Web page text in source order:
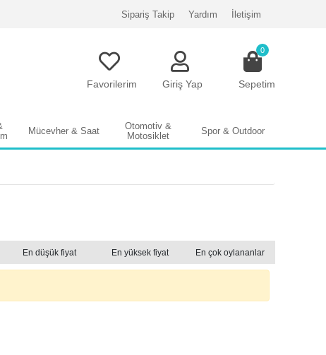
Sipariş Takip Yardım İletişim
Favorilerim Giriş Yap
0
Sepetim
Mücevher & Saat
Otomotiv &
Motosiklet
Spor & Outdoor
En düşük fiyat En yüksek fiyat En çok oylananlar